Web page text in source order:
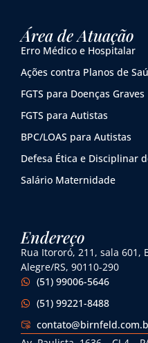
Área de Atuação
Erro Médico e Hospitalar
Ações contra Planos de
FGTS para Doenças Graves
FGTS para Autistas
BPC/LOAS para Autistas
Defesa Ética e Disciplinar
Salário Maternidade
Endereço
Rua Itororó, 211, sala 601,
Alegre/RS, 90110-290
(51) 99006-5646
(51) 99221-8488